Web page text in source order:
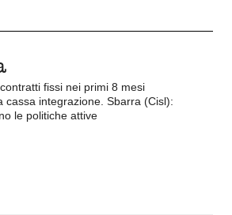
fissi nei primi 8 mesi
cassa integrazione. Sbarra (Cisl):
le politiche attive